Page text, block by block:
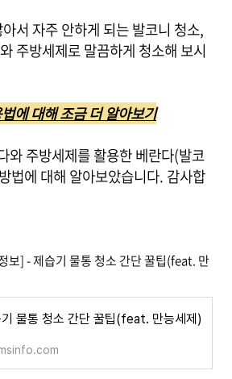
서 자주 안하게 되는 발코니 청소,
주방세제로 말끔하게 청소해 보시
에 대해 조금 더 알아보기
와 주방세제를 활용한 베란다(발코
법에 대해 알아보았습니다. 감사합
보] - 제습기 물통 청소 간단 꿀팁(feat. 만
물통 청소 간단 꿀팁(feat. 만능세제)